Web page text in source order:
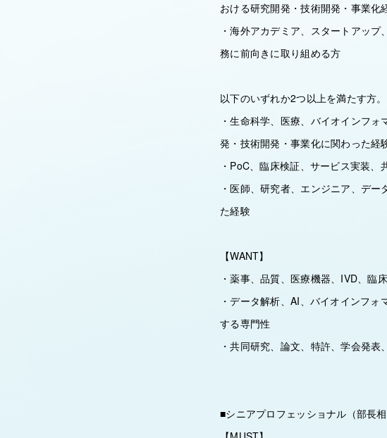
おける研究開発・技術開発・事業化
・海外アカデミア、スタートアッ
務に前向きに取り組める方
以下のいずれか2つ以上を満たす方。
・生命科学、医療、バイオインフ
発・技術開発・事業化に関わった
・PoC、臨床検証、サービス実装
・医師、研究者、エンジニア、デ
た経験
【WANT】
・薬事、品質、医療機器、IVD、臨
・データ解析、AI、バイオインフ
する専門性
・共同研究、論文、特許、学会発表
■シニアプロフェッショナル（部長